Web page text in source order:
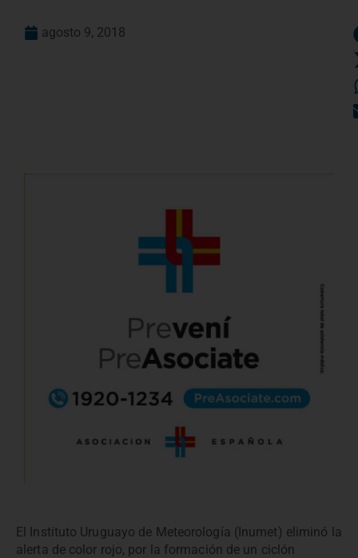
agosto 9, 2018
El Instituto Uruguayo de Meteorología (Inumet) eliminó la
alerta de color rojo, por la formación de un ciclón